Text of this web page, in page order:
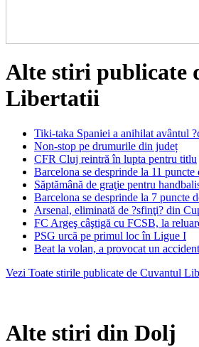
Alte stiri publicate
Libertatii
Tiki-taka Spaniei a anihilat avântul
Non-stop pe drumurile din județ
CFR Cluj reintră în lupta pentru titlu
Barcelona se desprinde la 11
Săptămână de graţie pentru
Barcelona se desprinde la 7 puncte
Arsenal, eliminată de ?sfinţi? din
FC Argeş câştigă cu FCSB, la
PSG urcă pe primul loc în Ligue I
Beat la volan, a provocat un accident
Vezi Toate stirile publicate de Cuvantul
Alte stiri din Dolj